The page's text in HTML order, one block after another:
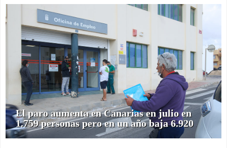
El paro aumenta en Canarias en julio en
1.759 personas pero en un año baja 6.920